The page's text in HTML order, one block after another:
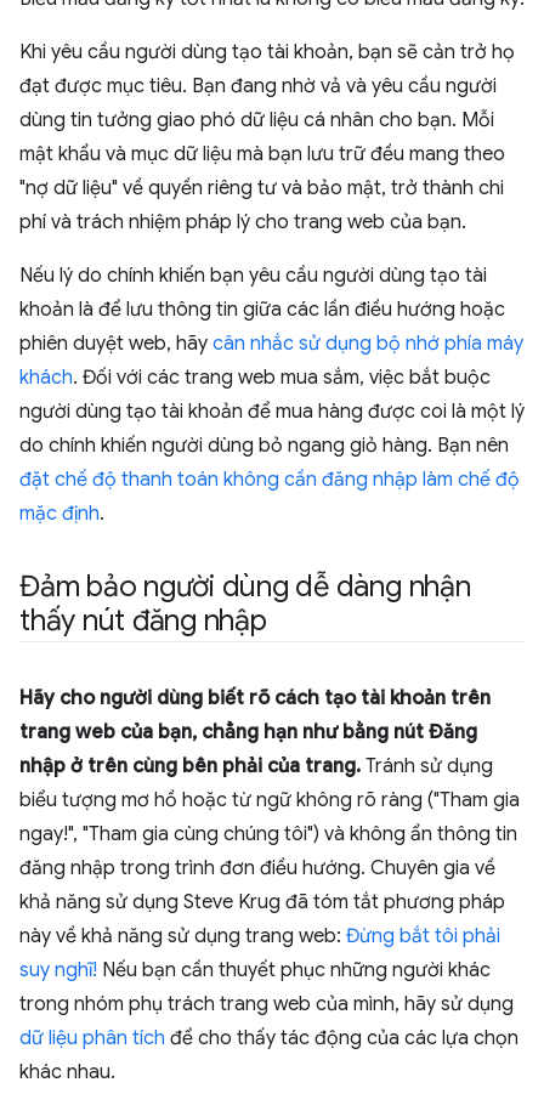
Khi yêu cầu người dùng tạo tài khoản, bạn sẽ cản trở họ
đạt được mục tiêu. Bạn đang nhờ vả và yêu cầu người
dùng tin tưởng giao phó dữ liệu cá nhân cho bạn. Mỗi
mật khẩu và mục dữ liệu mà bạn lưu trữ đều mang theo
"nợ dữ liệu" về quyền riêng tư và bảo mật, trở thành chi
phí và trách nhiệm pháp lý cho trang web của bạn.
Nếu lý do chính khiến bạn yêu cầu người dùng tạo tài
khoản là để lưu thông tin giữa các lần điều hướng hoặc
phiên duyệt web, hãy cân nhắc sử dụng bộ nhớ phía máy
khách. Đối với các trang web mua sắm, việc bắt buộc
người dùng tạo tài khoản để mua hàng được coi là một lý
do chính khiến người dùng bỏ ngang giỏ hàng. Bạn nên
đặt chế độ thanh toán không cần đăng nhập làm chế độ
mặc định.
Đảm bảo người dùng dễ dàng nhận
thấy nút đăng nhập
Hãy cho người dùng biết rõ cách tạo tài khoản trên
trang web của bạn, chẳng hạn như bằng nút Đăng
nhập ở trên cùng bên phải của trang. Tránh sử dụng
biểu tượng mơ hồ hoặc từ ngữ không rõ ràng ("Tham gia
ngay!", "Tham gia cùng chúng tôi") và không ẩn thông tin
đăng nhập trong trình đơn điều hướng. Chuyên gia về
khả năng sử dụng Steve Krug đã tóm tắt phương pháp
này về khả năng sử dụng trang web: Đừng bắt tôi phải
suy nghĩ! Nếu bạn cần thuyết phục những người khác
trong nhóm phụ trách trang web của mình, hãy sử dụng
dữ liệu phân tích để cho thấy tác động của các lựa chọn
khác nhau.